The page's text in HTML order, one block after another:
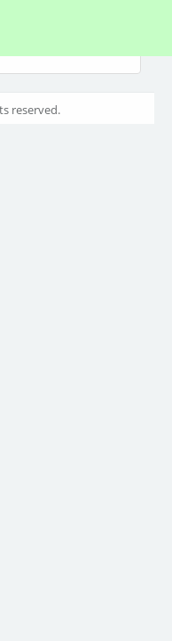
reserved.